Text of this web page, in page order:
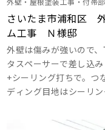
塗装
さいたま市浦和区
ム工事 Ｎ様邸
外壁は傷みが強いので
タスペーサーで差し込
+シーリング打ちで。つ
ディング目地はシーリ
反りと補修はビスで打